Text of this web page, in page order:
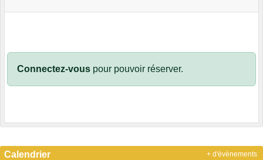
Connectez-vous pour pouvoir réserver.
Calendrier + d'évènements